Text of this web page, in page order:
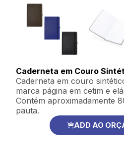
Caderneta em Couro
Caderneta em couro
marca página em cetim e
Contém aproximadamente
pauta.
ADD AO